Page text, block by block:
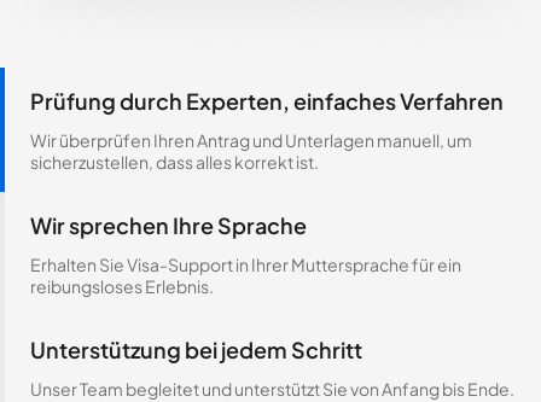
Prüfung durch Experten, einfaches Verfahren
Wir überprüfen Ihren Antrag und Unterlagen manuell, um
sicherzustellen, dass alles korrekt ist.
Wir sprechen Ihre Sprache
Erhalten Sie Visa-Support in Ihrer Muttersprache für ein
reibungsloses Erlebnis.
Unterstützung bei jedem Schritt
Unser Team begleitet und unterstützt Sie von Anfang bis Ende.